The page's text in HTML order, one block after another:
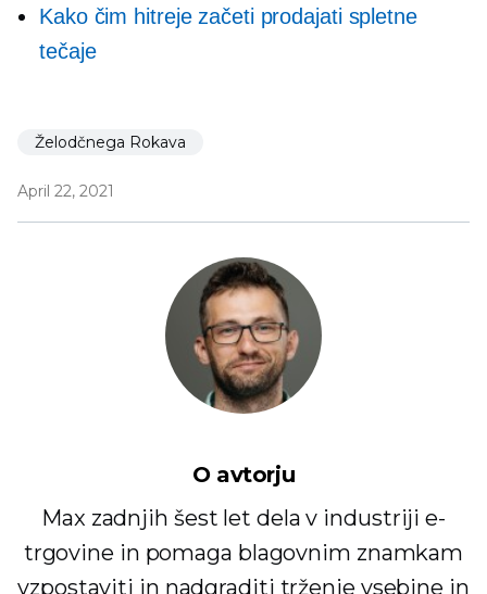
Kako čim hitreje začeti prodajati spletne
tečaje
Želodčnega Rokava
April 22, 2021
O avtorju
Max zadnjih šest let dela v industriji e-
trgovine in pomaga blagovnim znamkam
vzpostaviti in nadgraditi trženje vsebine in